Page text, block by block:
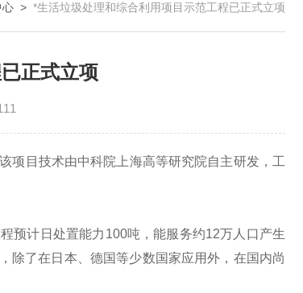
心 > *生活垃圾处理和综合利用项目示范工程已正式立项
正式立项
项目技术由中科院上海高等研究院自主研发，工
计日处置能力100吨，能服务约12万人口产生
除了在日本、德国等少数国家应用外，在国内尚